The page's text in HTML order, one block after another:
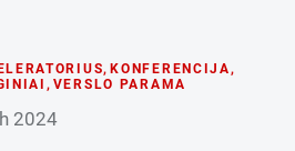
, KONFERENCIJA,
, VERSLO PARAMA
2024